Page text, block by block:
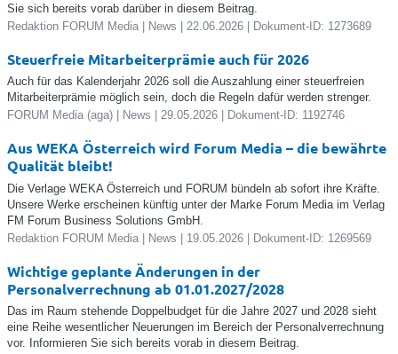
Sie sich bereits vorab darüber in diesem Beitrag.
Redaktion FORUM Media | News | 22.06.2026 | Dokument-ID: 1273689
Steuerfreie Mitarbeiterprämie auch für 2026
Auch für das Kalenderjahr 2026 soll die Auszahlung einer steuerfreien
Mitarbeiterprämie möglich sein, doch die Regeln dafür werden strenger.
FORUM Media (aga) | News | 29.05.2026 | Dokument-ID: 1192746
Aus WEKA Österreich wird Forum Media – die bewährte
Qualität bleibt!
Die Verlage WEKA Österreich und FORUM bündeln ab sofort ihre Kräfte.
Unsere Werke erscheinen künftig unter der Marke Forum Media im Verlag
FM Forum Business Solutions GmbH.
Redaktion FORUM Media | News | 19.05.2026 | Dokument-ID: 1269569
Wichtige geplante Änderungen in der
Personalverrechnung ab 01.01.2027/2028
Das im Raum stehende Doppelbudget für die Jahre 2027 und 2028 sieht
eine Reihe wesentlicher Neuerungen im Bereich der Personalverrechnung
vor. Informieren Sie sich bereits vorab in diesem Beitrag.